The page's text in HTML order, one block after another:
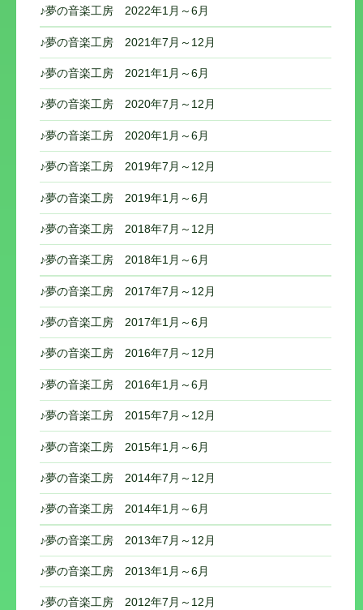
ン
♪夢の音楽工房 2022年1月～6月
♪夢の音楽工房 2021年7月～12月
♪夢の音楽工房 2021年1月～6月
♪夢の音楽工房 2020年7月～12月
♪夢の音楽工房 2020年1月～6月
♪夢の音楽工房 2019年7月～12月
♪夢の音楽工房 2019年1月～6月
♪夢の音楽工房 2018年7月～12月
♪夢の音楽工房 2018年1月～6月
♪夢の音楽工房 2017年7月～12月
♪夢の音楽工房 2017年1月～6月
♪夢の音楽工房 2016年7月～12月
♪夢の音楽工房 2016年1月～6月
♪夢の音楽工房 2015年7月～12月
♪夢の音楽工房 2015年1月～6月
♪夢の音楽工房 2014年7月～12月
♪夢の音楽工房 2014年1月～6月
♪夢の音楽工房 2013年7月～12月
♪夢の音楽工房 2013年1月～6月
♪夢の音楽工房 2012年7月～12月